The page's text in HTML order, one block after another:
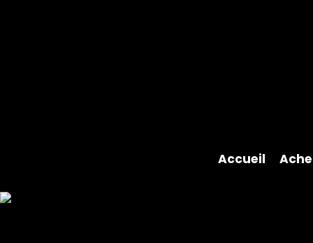
Accueil